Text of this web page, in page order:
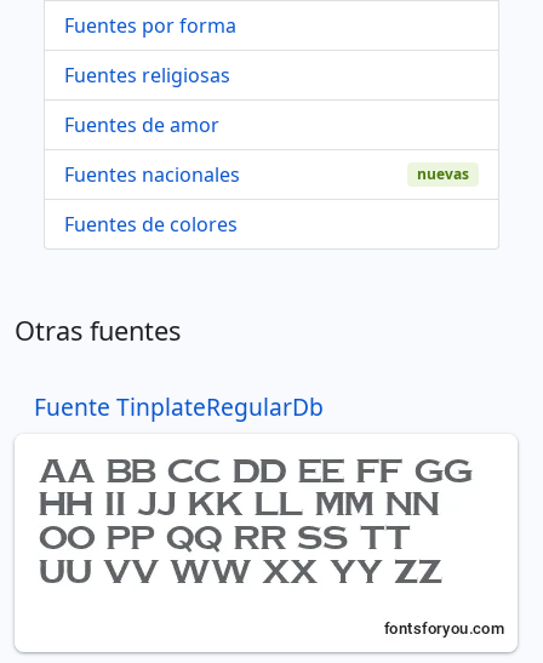
Fuentes por forma
Fuentes religiosas
Fuentes de amor
Fuentes nacionales
nuevas
Fuentes de colores
Otras fuentes
Fuente TinplateRegularDb